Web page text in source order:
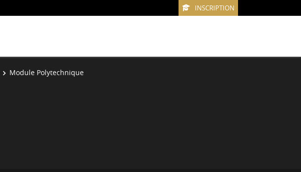
INSCRIPTION
Module Polytechnique